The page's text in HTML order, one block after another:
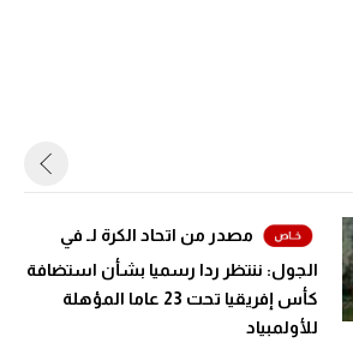
مصدر من اتحاد الكرة لـ في
الجول: ننتظر ردا رسميا بشأن استضافة
كأس إفريقيا تحت 23 عاما المؤهلة
للأولمبياد